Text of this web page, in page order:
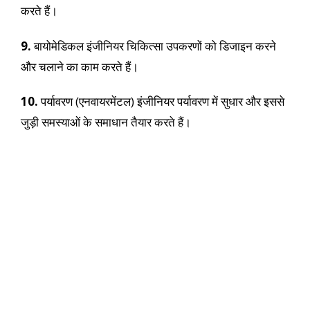
करते हैं।
9.बायोमेडिकल इंजीनियर चिकित्सा उपकरणों को डिजाइन करने
और चलाने का काम करते हैं।
10.पर्यावरण (एनवायरमेंटल) इंजीनियर पर्यावरण में सुधार और इससे
जुड़ी समस्याओं के समाधान तैयार करते हैं।